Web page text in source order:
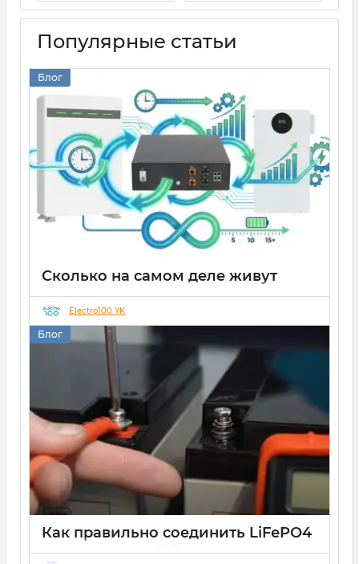
Популярные статьи
Блог
Сколько на самом деле живут
LiFePO4 аккумуляторы: вся правда
о циклах заряда-разряда
05 02 2026
Electro100 YK
Блог
Как правильно соединить LiFePO4
аккумуляторы 12В,